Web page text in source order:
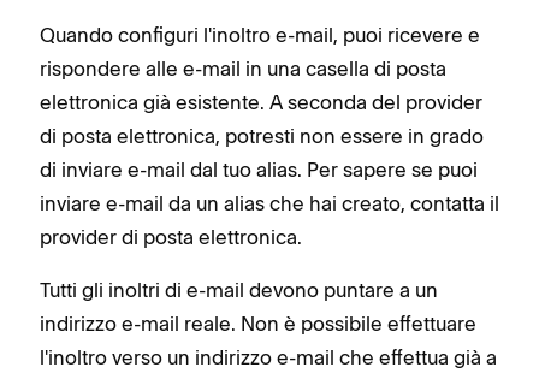
Quando configuri l'inoltro e-mail, puoi ricevere e
rispondere alle e-mail in una casella di posta
elettronica già esistente. A seconda del provider
di posta elettronica, potresti non essere in grado
di inviare e-mail dal tuo alias. Per sapere se puoi
inviare e-mail da un alias che hai creato, contatta il
provider di posta elettronica.
Tutti gli inoltri di e-mail devono puntare a un
indirizzo e-mail reale. Non è possibile effettuare
l'inoltro verso un indirizzo e-mail che effettua già a